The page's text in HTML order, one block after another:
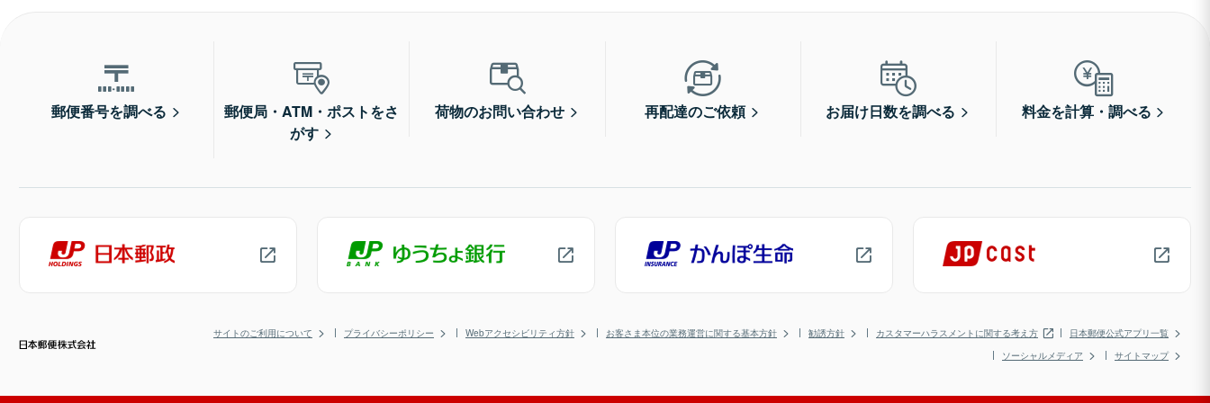
郵便番号を調べる
郵便局・ATM・ポストをさ
がす
荷物のお問い合わせ 再配達のご依頼 お届け日数を調べる 料金を計算・調べる
サイトのご利用について プライバシーポリシー Webアクセシビリティ方針 お客さま本位の業務運営に関する基本方針 勧誘方針 カスタマーハラスメントに関する考え方
日本郵便公式アプリ一覧
ソーシャルメディア
サイトマップ